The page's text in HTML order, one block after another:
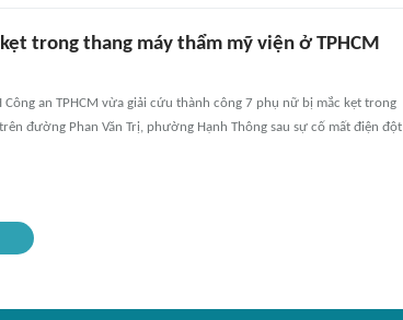
trong thang máy thẩm mỹ viện ở TPHCM
Công an TPHCM vừa giải cứu thành công 7 phụ nữ bị mắc kẹt trong
đường Phan Văn Trị, phường Hạnh Thông sau sự cố mất điện đột